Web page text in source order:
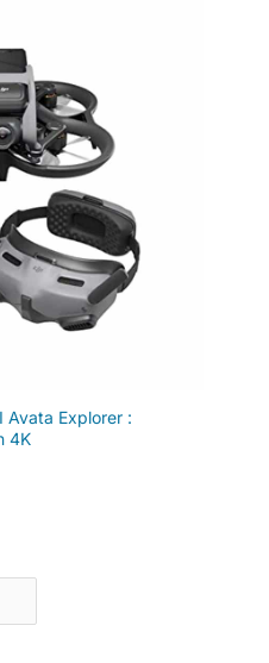
Avata Explorer :
4K